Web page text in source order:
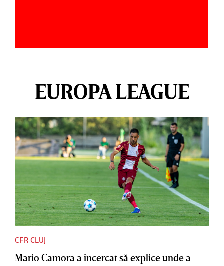
EUROPA LEAGUE
CFR CLUJ
Mario Camora a încercat să explice unde a